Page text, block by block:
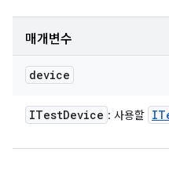
매개변수
device
ITestDevice : 사용할